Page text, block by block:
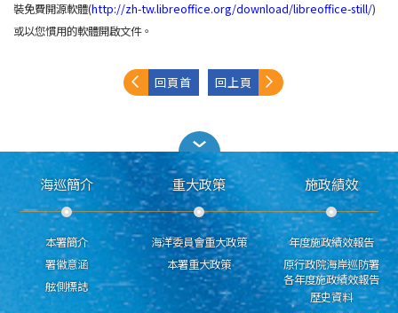
裝免費開源軟體(http://zh-tw.libreoffice.org/download/libreoffice-still/)
或以您慣用的軟體開啟文件。
回頁首 回上頁
海巡簡介
本署簡介
署徽意涵
舷側標誌
重大政策
海洋委員會重大政策
本署重大政策
施政績效
年度施政績效報告
原行政院海岸巡防署
各年度施政績效報告
歷史資料